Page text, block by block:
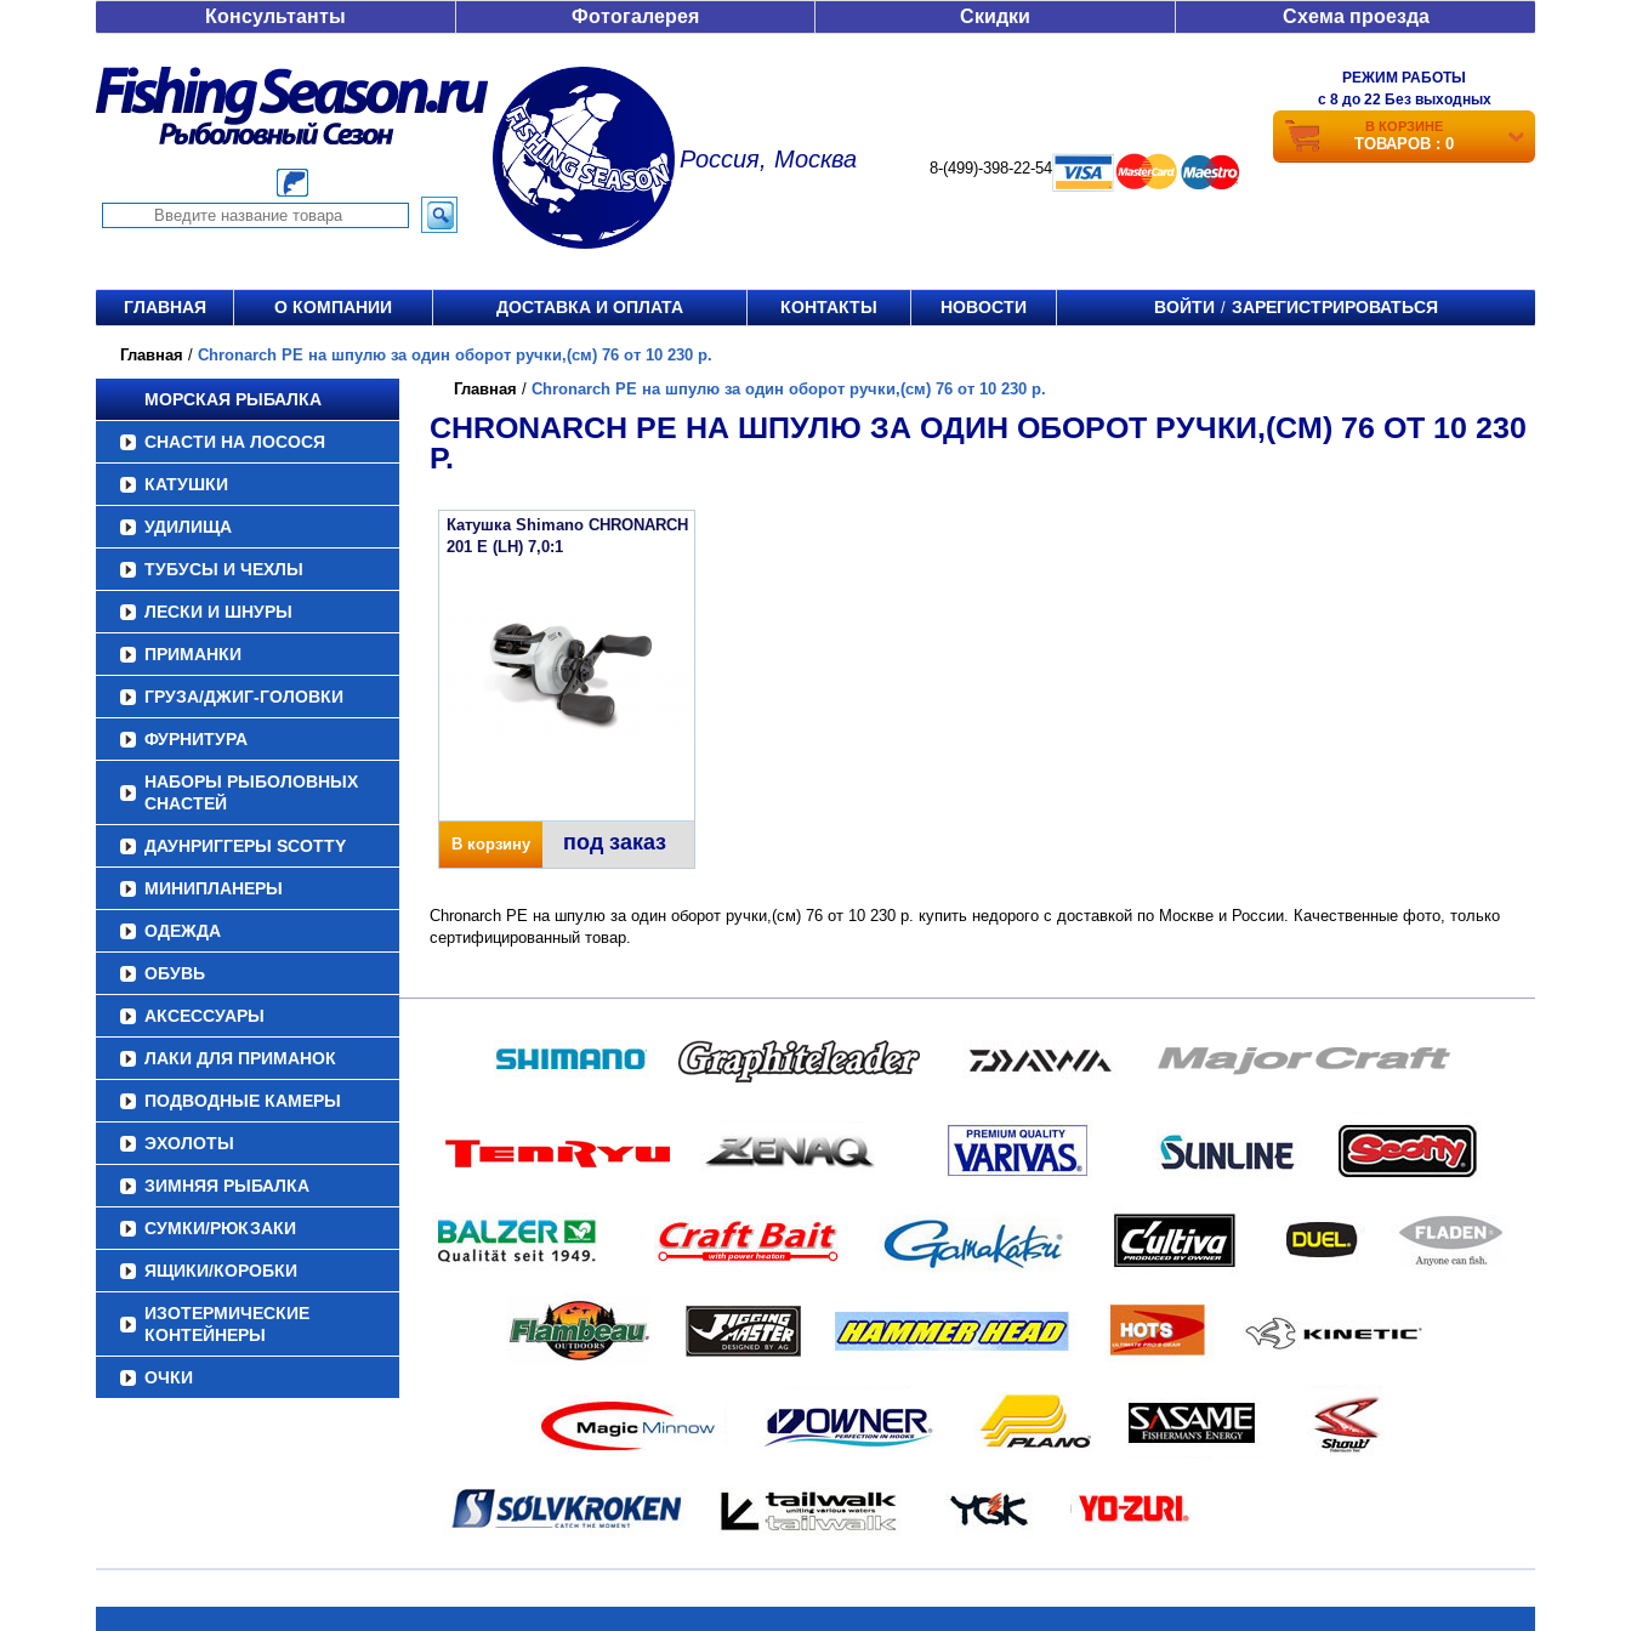
Консультанты Фотогалерея Скидки Схема проезда
Россия, Москва 8-(499)-398-22-54
РЕЖИМ РАБОТЫ
c 8 до 22 Без выходных
В КОРЗИНЕ
ТОВАРОВ : 0
ГЛАВНАЯ О КОМПАНИИ ДОСТАВКА И ОПЛАТА КОНТАКТЫ НОВОСТИ ВОЙТИ / ЗАРЕГИСТРИРОВАТЬСЯ
Главная / Chronarch PE на шпулю за один оборот ручки,(см) 76 от 10 230 р.
МОРСКАЯ РЫБАЛКА
СНАСТИ НА ЛОСОСЯ
КАТУШКИ
УДИЛИЩА
ТУБУСЫ И ЧЕХЛЫ
ЛЕСКИ И ШНУРЫ
ПРИМАНКИ
ГРУЗА/ДЖИГ-ГОЛОВКИ
ФУРНИТУРА
НАБОРЫ РЫБОЛОВНЫХ
СНАСТЕЙ
ДАУНРИГГЕРЫ SCOTTY
МИНИПЛАНЕРЫ
ОДЕЖДА
ОБУВЬ
АКСЕССУАРЫ
ЛАКИ ДЛЯ ПРИМАНОК
ПОДВОДНЫЕ КАМЕРЫ
ЭХОЛОТЫ
ЗИМНЯЯ РЫБАЛКА
СУМКИ/РЮКЗАКИ
ЯЩИКИ/КОРОБКИ
ИЗОТЕРМИЧЕСКИЕ
КОНТЕЙНЕРЫ
ОЧКИ
Главная / Chronarch PE на шпулю за один оборот ручки,(см) 76 от 10 230 р.
CHRONARCH PE НА ШПУЛЮ ЗА ОДИН ОБОРОТ РУЧКИ,(СМ) 76 ОТ 10 230
Р.
Катушка Shimano CHRONARCH
201 E (LH) 7,0:1
В корзину под заказ
Chronarch PE на шпулю за один оборот ручки,(см) 76 от 10 230 р. купить недорого с доставкой по Москве и России. Качественные фото, только
сертифицированный товар.